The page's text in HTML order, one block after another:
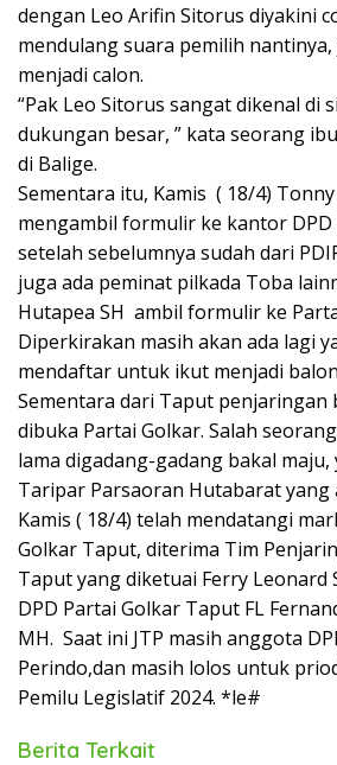
dengan Leo Arifin Sitorus diyakini
mendulang suara pemilih
menjadi calon.
“Pak Leo Sitorus sangat dikenal di
dukungan besar, ” kata seorang
di Balige.
Sementara itu, Kamis ( 18/4)
mengambil formulir ke kantor
setelah sebelumnya sudah dari
juga ada peminat pilkada Toba
Hutapea SH ambil formulir ke
Diperkirakan masih akan ada lagi
mendaftar untuk ikut menjadi
Sementara dari Taput penjaringan
dibuka Partai Golkar. Salah
lama digadang-gadang bakal maju,
Taripar Parsaoran Hutabarat yang
Kamis ( 18/4) telah mendatangi
Golkar Taput, diterima Tim
Taput yang diketuai Ferry Leonard
DPD Partai Golkar Taput FL
MH. Saat ini JTP masih anggota
Perindo,dan masih lolos untuk
Pemilu Legislatif 2024. *le#
Berita Terkait